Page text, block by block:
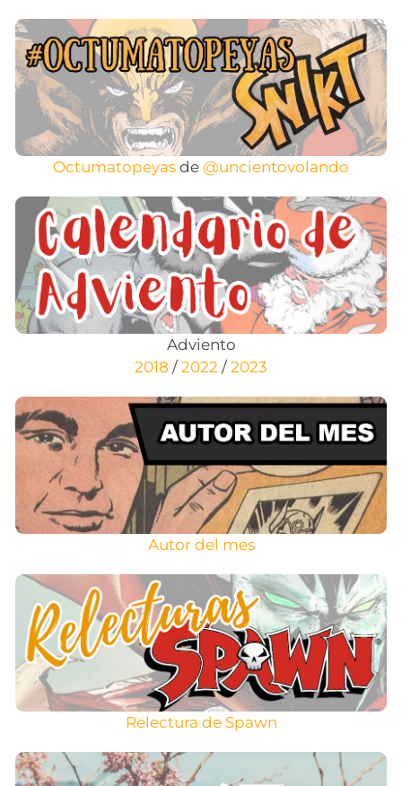
Octumatopeyas de @uncientovolando
Adviento
2018 / 2022 / 2023
Autor del mes
Relectura de Spawn